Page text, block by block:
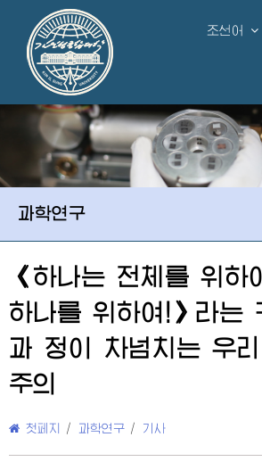
조선어
과학연구
《하나는 전체를 위하
하나를 위하여!》라는
과 정이 차넘치는 우
주의
첫페지 / 과학연구 / 기사